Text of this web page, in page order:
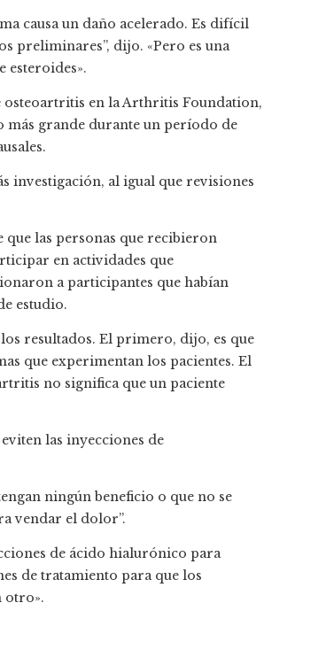
causa un daño acelerado. Es difícil
preliminares”, dijo. «Pero es una
esteroides».
osteoartritis en la Arthritis Foundation,
más grande durante un período de
investigación, al igual que revisiones
las personas que recibieron
en actividades que
a participantes que habían
estudio.
resultados. El primero, dijo, es que
que experimentan los pacientes. El
no significa que un paciente
las inyecciones de
ningún beneficio o que no se
vendar el dolor”.
de ácido hialurónico para
de tratamiento para que los
otro».